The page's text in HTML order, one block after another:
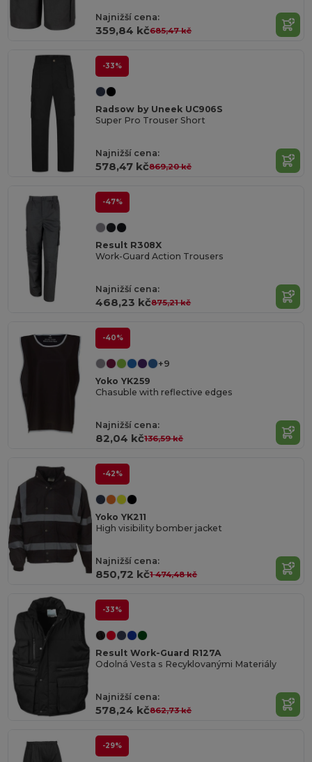
Najnižší cena:
359,84 kč685,47 kč
-33%
Radsow by Uneek UC906S
Super Pro Trouser Short
Najnižší cena:
578,47 kč869,20 kč
-47%
Result R308X
Work-Guard Action Trousers
Najnižší cena:
468,23 kč875,21 kč
-40%
+9
Yoko YK259
Chasuble with reflective edges
Najnižší cena:
82,04 kč136,59 kč
-42%
Yoko YK211
High visibility bomber jacket
Najnižší cena:
850,72 kč1 474,48 kč
-33%
Result Work-Guard R127A
Odolná Vesta s Recyklovanými Materiály
Najnižší cena:
578,24 kč862,73 kč
-29%